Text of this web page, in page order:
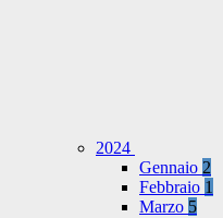
2024
Gennaio 2
Febbraio 1
Marzo 5